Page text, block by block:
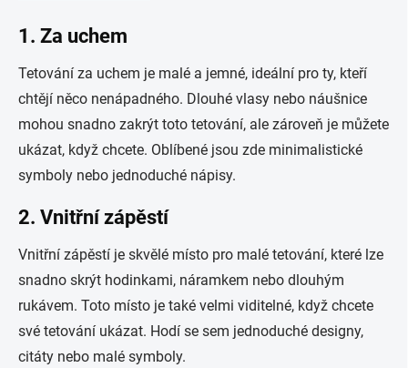
1. Za uchem
Tetování za uchem je malé a jemné, ideální pro ty, kteří
chtějí něco nenápadného. Dlouhé vlasy nebo náušnice
mohou snadno zakrýt toto tetování, ale zároveň je můžete
ukázat, když chcete. Oblíbené jsou zde minimalistické
symboly nebo jednoduché nápisy.
2. Vnitřní zápěstí
Vnitřní zápěstí je skvělé místo pro malé tetování, které lze
snadno skrýt hodinkami, náramkem nebo dlouhým
rukávem. Toto místo je také velmi viditelné, když chcete
své tetování ukázat. Hodí se sem jednoduché designy,
citáty nebo malé symboly.